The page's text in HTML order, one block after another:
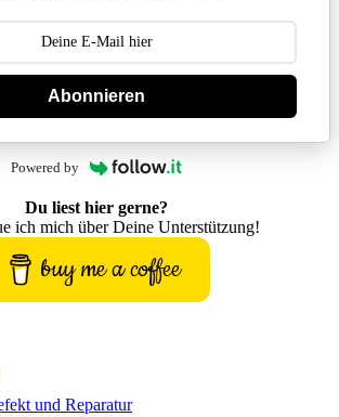
Abonnieren
Powered by
Du liest hier gerne?
ich mich über Deine Unterstützung!
buy me a coffee